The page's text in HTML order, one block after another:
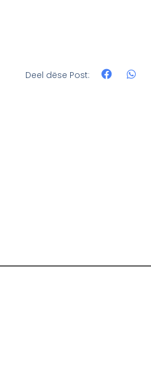
Deel dëse Post: